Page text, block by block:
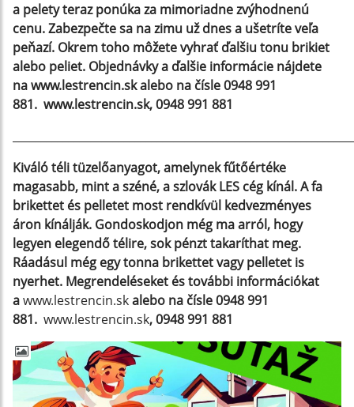
a pelety teraz ponúka za mimoriadne zvýhodnenú
cenu. Zabezpečte sa na zimu už dnes a ušetríte veľa
peňazí. Okrem toho môžete vyhrať ďalšiu tonu brikiet
alebo peliet. Objednávky a ďalšie informácie nájdete
na www.lestrencin.sk alebo na čísle 0948 991
881. www.lestrencin.sk, 0948 991 881
Kiváló téli tüzelőanyagot, amelynek fűtőértéke
magasabb, mint a széné, a szlovák LES cég kínál. A fa
brikettet és pelletet most rendkívül kedvezményes
áron kínálják. Gondoskodjon még ma arról, hogy
legyen elegendő télire, sok pénzt takaríthat meg.
Ráadásul még egy tonna brikettet vagy pelletet is
nyerhet. Megrendeléseket és további információkat
awww.lestrencin.skalebo na čísle 0948 991
881. www.lestrencin.sk, 0948 991 881